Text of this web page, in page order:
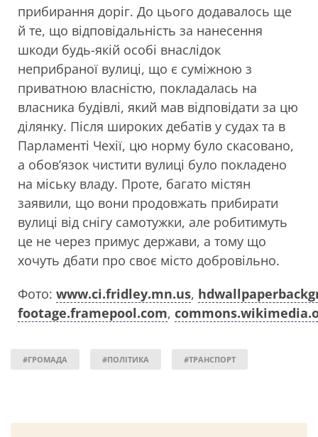
прибирання доріг. До цього додавалось ще
й те, що відповідальність за нанесення
шкоди будь-якій особі внаслідок
неприбраної вулиці, що є суміжною з
приватною власністю, покладалась на
власника будівлі, який мав відповідати за цю
ділянку. Після широких дебатів у судах та в
Парламенті Чехії, цю норму було скасовано,
а обов’язок чистити вулиці було покладено
на міську владу. Проте, багато містян
заявили, що вони продовжать прибирати
вулиці від снігу самотужки, але робитимуть
це не через примус держави, а тому що
хочуть дбати про своє місто добровільно.
Фото: www.ci.fridley.mn.us,
footage.framepool.com,
#ГРОМАДА #ПОЛІТИКА #ТРАНСПОРТ